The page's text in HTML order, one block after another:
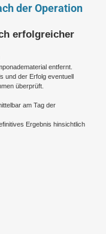
der Operation
erfolgreicher
entfernt.
und der Erfolg eventuell
überprüft.
am Tag der
Ergebnis hinsichtlich